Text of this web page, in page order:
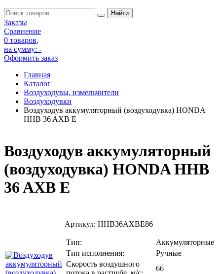
Заказы
Сравнение
0 товаров,
на сумму: -
Оформить заказ
Главная
Каталог
Воздуходувы, измельчители
Воздуходувки
Воздуходув аккумуляторный (воздуходувка) HONDA
HHB 36 AXB E
Воздуходув аккумуляторный
(воздуходувка) HONDA HHB
36 AXB E
Артикул: HHB36AXBE86
Тип:
Аккумуляторные
Тип исполнения:
Ручные
Скорость воздушного
66